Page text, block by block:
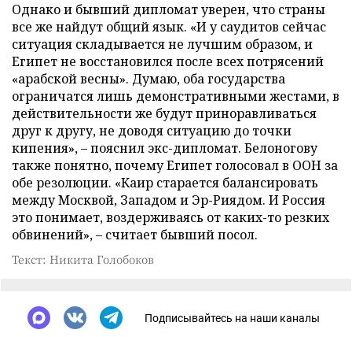
Однако и бывший дипломат уверен, что страны
все же найдут общий язык. «И у саудитов сейчас
ситуация складывается не лучшим образом, и
Египет не восстановился после всех потрясений
«арабской весны». Думаю, оба государства
ограничатся лишь демонстративными жестами, в
действительности же будут приноравливаться
друг к другу, не доводя ситуацию до точки
кипения», – пояснил экс-дипломат. Белоногову
также понятно, почему Египет голосовал в ООН за
обе резолюции. «Каир старается балансировать
между Москвой, Западом и Эр-Риядом. И Россия
это понимает, воздерживаясь от каких-то резких
обвинений», – считает бывший посол.
Текст: Никита Голобоков
Подписывайтесь на наши каналы